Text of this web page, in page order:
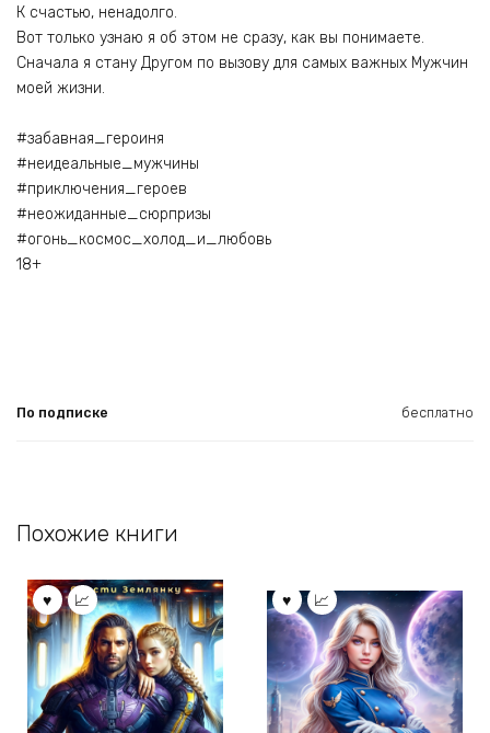
К счастью, ненадолго.
Вот только узнаю я об этом не сразу, как вы понимаете.
Сначала я стану Другом по вызову для самых важных Мужчин
моей жизни.
#забавная_героиня
#неидеальные_мужчины
#приключения_героев
#неожиданные_сюрпризы
#огонь_космос_холод_и_любовь
18+
По подписке бесплатно
Похожие книги